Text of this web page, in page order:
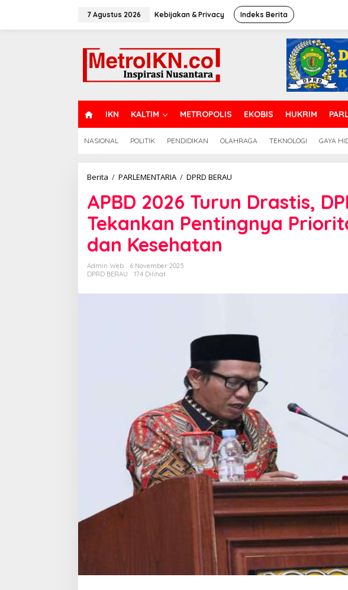
7 Agustus 2026 Kebijakan & Privacy Indeks Berita
O
M
IKN KALTIM METROPOLIS EKOBIS HUKRIM
NASIONAL POLITIK PENDIDIKAN OLAHRAGA TEKNOLOGI GAYA
Berita / PARLEMENTARIA / DPRD BERAU
Turun
Drastis,
DPRD
Berau
Kesehatan
APBD 2026 Turun Drastis,
Tekankan Pentingnya
dan Kesehatan
Admin Web
6 November 2025
DPRD BERAU
174 Dilihat